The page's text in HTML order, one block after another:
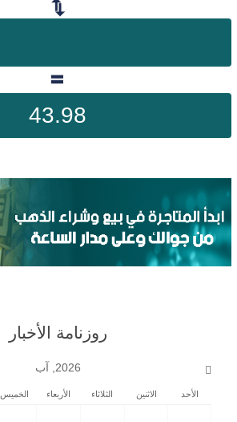
43.98
روزنامة الأخبار
2026, آب
الأحد الاثنين الثلاثاء الأربعاء الخميس